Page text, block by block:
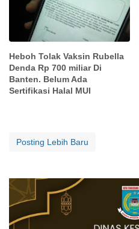
Heboh Tolak Vaksin Rubella
Denda Rp 700 miliar Di
Banten. Belum Ada
Sertifikasi Halal MUI
Posting Lebih Baru